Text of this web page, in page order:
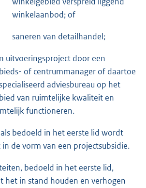
winkelaanbod; of
saneren van detailhandel;
uitvoeringsproject door een
of centrummanager of daartoe
adviesbureau op het
van ruimtelijke kwaliteit en
functioneren.
bedoeld in het eerste lid wordt
de vorm van een projectsubsidie.
bedoeld in het eerste lid,
het in stand houden en verhogen